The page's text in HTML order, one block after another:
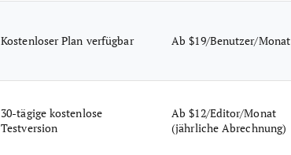
Kostenloser Plan verfügbar Ab $19/Benutzer/Monat
30-tägige kostenlose
Testversion
Ab $12/Editor/Monat
(jährliche Abrechnung)